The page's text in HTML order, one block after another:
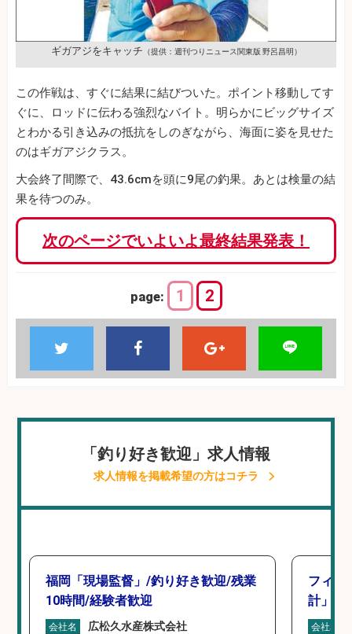
ギガアジをキャッチ （提供：週刊つりニュース関東版 野呂昌明）
この作戦は、すぐに結果に結びついた。ポイント移動してす
ぐに、ロッドに伝わる強烈なバイト。明らかにビッグサイズ
とわかる引き込みの抵抗をしのぎながら、海面に姿を見せた
のはギガアジクラス。
大会終了間際で、43.6cmを頭に9尾の釣果。あとは検量の結
果を待つのみ。
次のページでいよいよ最終結果発表！
page: 1 2
「釣り好き歓迎」求人情報
求人情報を掲載希望の方はコチラ
福岡「現場監督」/釣り好き歓迎/残業
10時間/経験者歓迎
会社名 広松久水産株式会社
フィッ
計」
会社名